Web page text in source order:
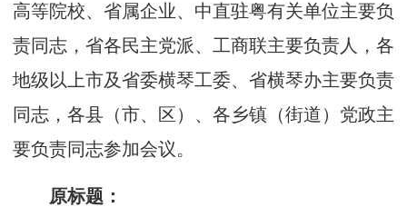
高等院校、省属企业、中直驻粤有关单位主要负
责同志，省各民主党派、工商联主要负责人，各
地级以上市及省委横琴工委、省横琴办主要负责
同志，各县（市、区）、各乡镇（街道）党政主
要负责同志参加会议。
原标题：